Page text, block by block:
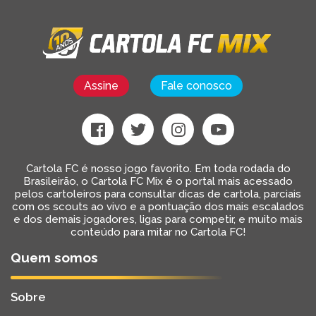
Assine Fale conosco
Cartola FC é nosso jogo favorito. Em toda rodada do
Brasileirão, o Cartola FC Mix é o portal mais acessado
pelos cartoleiros para consultar dicas de cartola, parciais
com os scouts ao vivo e a pontuação dos mais escalados
e dos demais jogadores, ligas para competir, e muito mais
conteúdo para mitar no Cartola FC!
Quem somos
Sobre